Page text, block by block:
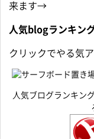
来ます→
人気blogランキン
クリックでやる気
人気ブログランキン